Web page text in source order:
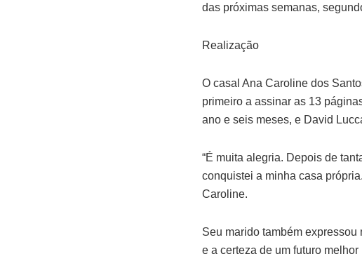
das próximas semanas,
Realização
O casal Ana Caroline dos
primeiro a assinar as 13
ano e seis meses, e David
“É muita alegria. Depois de
conquistei a minha casa
Caroline.
Seu marido também
e a certeza de um futuro